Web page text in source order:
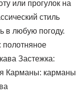
или прогулок на
стиль
в любую погоду.
Застежка:
Карманы: карманы